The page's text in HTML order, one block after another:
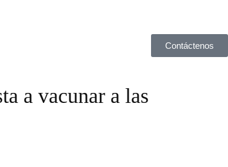
Contáctenos
a vacunar a las